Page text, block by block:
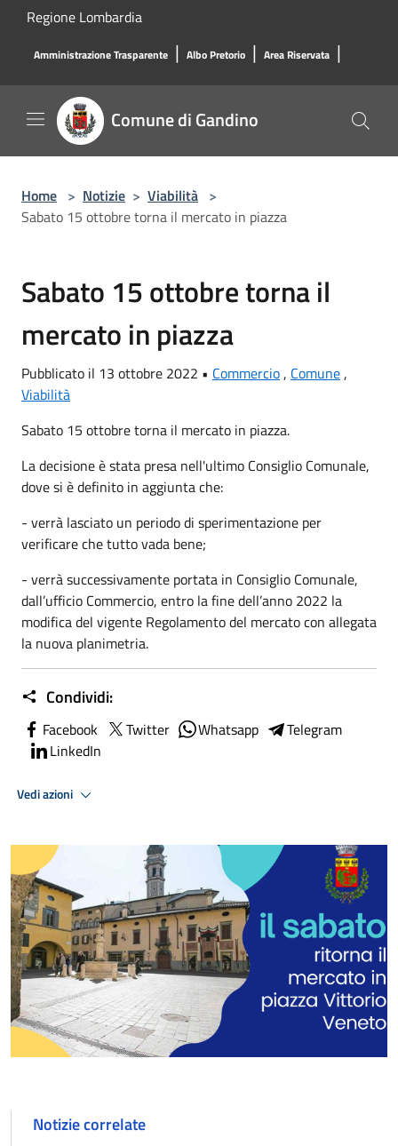
Salta al contenuto principale
Regione Lombardia
Amministrazione Trasparente | Albo Pretorio | Area Riservata |
Comune di Gandino
Home > Notizie > Viabilità >
Sabato 15 ottobre torna il mercato in piazza
Sabato 15 ottobre torna il
mercato in piazza
Pubblicato il 13 ottobre 2022 • Commercio, Comune,
Viabilità
Sabato 15 ottobre torna il mercato in piazza.
La decisione è stata presa nell'ultimo Consiglio Comunale,
dove si è definito in aggiunta che:
- verrà lasciato un periodo di sperimentazione per
verificare che tutto vada bene;
- verrà successivamente portata in Consiglio Comunale,
dall’ufficio Commercio, entro la fine dell’anno 2022 la
modifica del vigente Regolamento del mercato con allegata
la nuova planimetria.
Condividi:
Facebook Twitter Whatsapp
Telegram
LinkedIn
Vedi azioni
Notizie correlate